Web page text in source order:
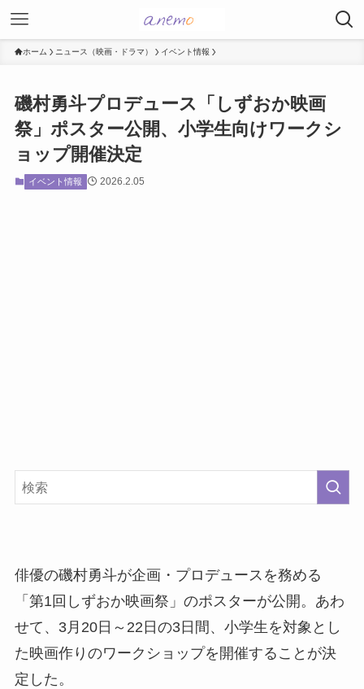
ホーム ニュース（映画・ドラマ） イベント情報
磯村勇斗プロデュース「しずおか映画
祭」ポスター公開、小学生向けワークシ
ョップ開催決定
イベント情報 2026.2.05
俳優の磯村勇斗が企画・プロデュースを務める
「第1回しずおか映画祭」のポスターが公開。あわ
せて、3月20日～22日の3日間、小学生を対象とし
た映画作りのワークショップを開催することが決
定した。